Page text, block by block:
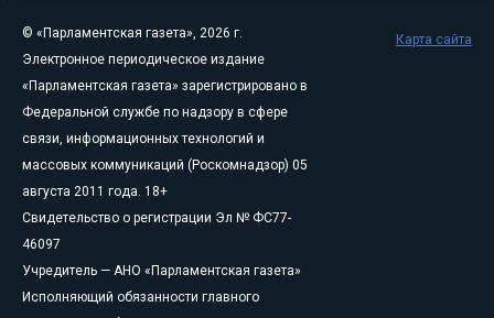
© «Парламентская газета», 2026 г.
Электронное периодическое издание
«Парламентская газета» зарегистрировано в
Федеральной службе по надзору в сфере
связи, информационных технологий и
массовых коммуникаций (Роскомнадзор) 05
августа 2011 года. 18+
Свидетельство о регистрации Эл № ФС77-
46097
Учредитель — АНО «Парламентская газета»
Исполняющий обязанности главного
Карта сайта